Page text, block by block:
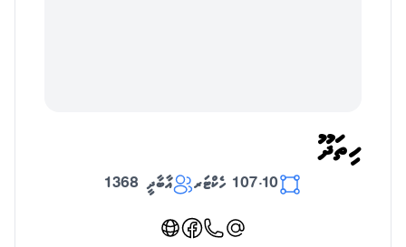
ހިތަދޫ
107.10 ހެކްޓަރ އާބާދީ 1368